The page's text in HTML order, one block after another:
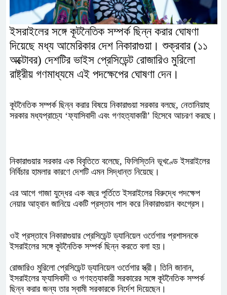
ইসরাইলের সঙ্গে কূটনৈতিক সম্পর্ক ছিন্ন করার ঘোষণা
দিয়েছে মধ্য আমেরিকার দেশ নিকারাগুয়া। শুক্রবার (১১
অক্টোবর) দেশটির ভাইস প্রেসিডেন্ট রোজারিও মুরিলো
রাষ্ট্রীয় গণমাধ্যমে এই পদক্ষেপের ঘোষণা দেন।
কূটনৈতিক সম্পর্ক ছিন্ন করার বিষয়ে নিকারাগুয়া সরকার বলছে, নেতানিয়াহু
সরকার মধ্যপ্রাচ্যে ‘ফ্যাসিবাদী এবং গণহত্যাকারী’ হিসেবে আচরণ করছে।
নিকারাগুয়ার সরকার এক বিবৃতিতে বলেছে, ফিলিস্তিনি ভূখণ্ডে ইসরাইলের
নির্বিচার হামলার কারণে দেশটি এমন সিদ্ধান্ত নিয়েছে।
এর আগে গাজা যুদ্ধের এক বছর পূর্তিতে ইসরাইলের বিরুদ্ধে পদক্ষেপ
নেয়ার আহ্বান জানিয়ে একটি প্রস্তাব পাস করে নিকারাগুয়ান কংগ্রেস।
ওই প্রস্তাবে নিকারাগুয়ার প্রেসিডেন্ট ড্যানিয়েল ওর্তেগার প্রশাসনকে
ইসরাইলের সঙ্গে কূটনৈতিক সম্পর্ক ছিন্ন করতে বলা হয়।
রোজারিও মুরিলো প্রেসিডেন্ট ড্যানিয়েল ওর্তেগার স্ত্রী। তিনি জানান,
ইসরাইলের ফ্যাসিবাদী ও গণহত্যাকারী সরকারের সঙ্গে কূটনৈতিক সম্পর্ক
ছিন্ন করার জন্য তার স্বামী সরকারকে নির্দেশ দিয়েছেন।